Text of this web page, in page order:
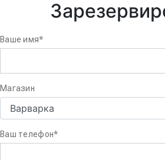
Ваше имя*
Магазин
Ваш телефон*